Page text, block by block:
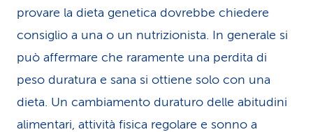
provare la dieta genetica dovrebbe chiedere
consiglio a una o un nutrizionista. In generale si
può affermare che raramente una perdita di
peso duratura e sana si ottiene solo con una
dieta. Un cambiamento duraturo delle abitudini
alimentari, attività fisica regolare e sonno a